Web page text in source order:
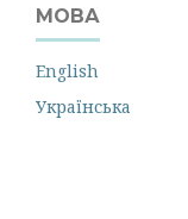
МОВА
English
Українська